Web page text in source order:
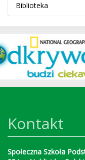
Biblioteka
Kontakt
Społeczna Szkoła